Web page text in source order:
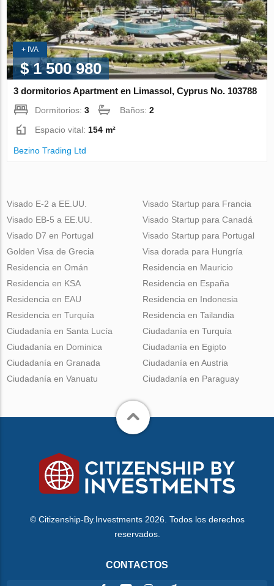
+ IVA
$ 1 500 980
3 dormitorios Apartment en Limassol, Cyprus No. 103788
Dormitorios:3 Baños:2
Espacio vital: 154 m²
Bezino Trading Ltd
Visado E-2 a EE.UU.
Visado EB-5 a EE.UU.
Visado D7 en Portugal
Golden Visa de Grecia
Visado Startup para Francia
Visado Startup para Canadá
Visado Startup para Portugal
Visa dorada para Hungría
Residencia en Omán
Residencia en KSA
Residencia en EAU
Residencia en Turquía
Residencia en Mauricio
Residencia en España
Residencia en Indonesia
Residencia en Tailandia
Ciudadanía en Santa Lucía
Ciudadanía en Dominica
Ciudadanía en Granada
Ciudadanía en Vanuatu
Ciudadanía en Turquía
Ciudadanía en Egipto
Ciudadanía en Austria
Ciudadanía en Paraguay
© Citizenship-By.Investments 2026. Todos los derechos
reservados.
CONTACTOS